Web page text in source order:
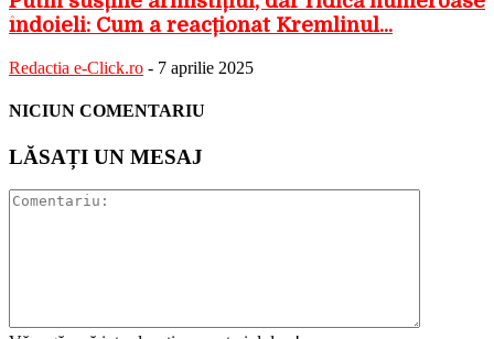
îndoieli: Cum a reacționat Kremlinul...
Redactia e-Click.ro - 7 aprilie 2025
NICIUN COMENTARIU
LĂSAȚI UN MESAJ